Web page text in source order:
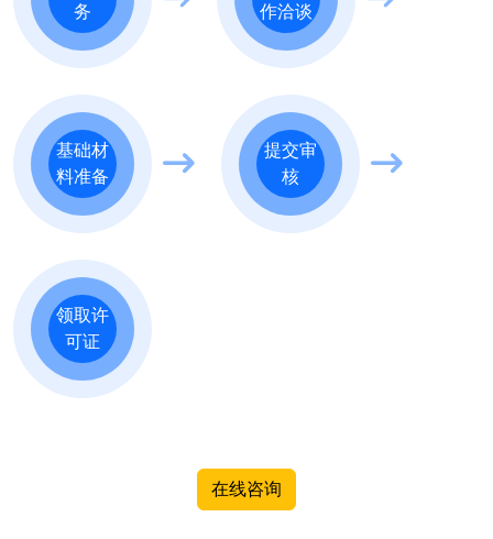
务
作洽谈
基础材
料准备
提交审
核
领取许
可证
在线咨询